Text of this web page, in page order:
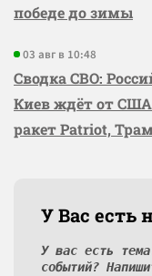
победе до зимы
03 авг в 10:48
Сводка СВО:
Киев ждёт от США
ракет Patriot,
У Вас есть
У вас есть
событий?